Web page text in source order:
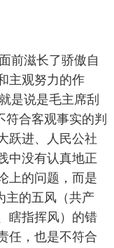
前滋长了骄傲自
主观努力的作
是说是毛主席刮
符合客观事实的判
跃进、人民公社
中没有认真地正
上的问题，而是
主的五风（共产
瞎指挥风）的错
任，也是不符合